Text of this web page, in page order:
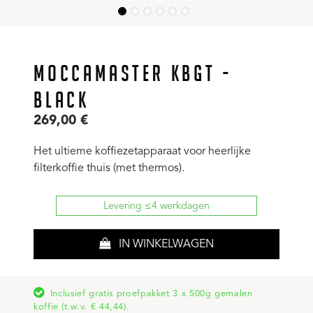
MOCCAMASTER KBGT -
BLACK
269,00 €
Het ultieme koffiezetapparaat voor heerlijke
filterkoffie thuis (met thermos).
Levering ≤4 werkdagen
IN WINKELWAGEN
Inclusief gratis proefpakket 3 x 500g gemalen
koffie (t.w.v. € 44,44).